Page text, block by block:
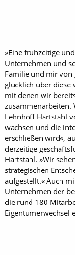
»Eine frühzeitige
Unternehmen und
Familie und mir von
glücklich über diese
mit denen wir
zusammenarbeiten.
Lehnhoff Hartstahl
wachsen und die
erschließen wird«,
derzeitige
Hartstahl. »Wir
strategischen
aufgestellt.« Auch
Unternehmen der
die rund 180
Eigentümerwechsel